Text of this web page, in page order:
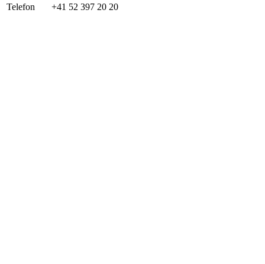
Telefon
+41 52 397 20 20